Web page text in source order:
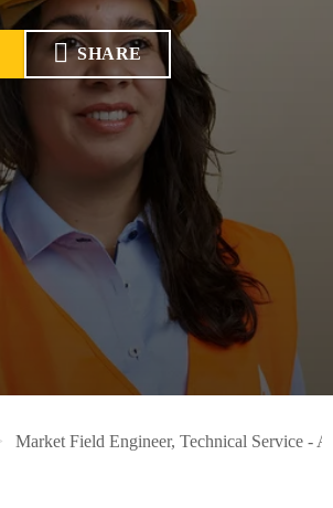
SHARE
Market Field Engineer, Technical Service -